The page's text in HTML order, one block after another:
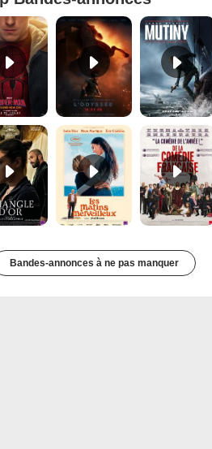
Spider-Man: Brand New Day Bande-annonce VO STFR L'Odyssée Bande-annonce VO STFR
Les Matins merveilleux Bande-annonce VF De la Comédie-Française Teaser VF
Bandes-annonces à ne pas manquer